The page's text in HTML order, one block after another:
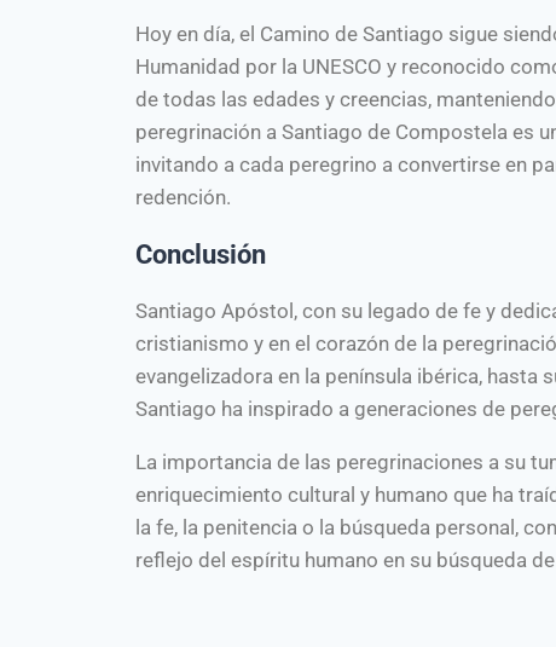
Hoy en día, el Camino de Santiago sigue
Humanidad por la UNESCO y reconocido
de todas las edades y creencias,
peregrinación a Santiago de Compostela es
invitando a cada peregrino a convertirse en
redención.
Conclusión
Santiago Apóstol, con su legado de fe y
cristianismo y en el corazón de la
evangelizadora en la península ibérica, hasta
Santiago ha inspirado a generaciones de
La importancia de las peregrinaciones a su
enriquecimiento cultural y humano que ha
la fe, la penitencia o la búsqueda personal,
reflejo del espíritu humano en su búsqueda